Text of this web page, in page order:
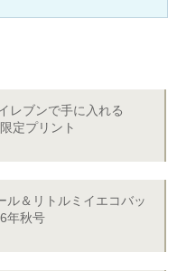
レブンで手に入れる
定プリント
ル＆リトルミイエコバッ
年秋号